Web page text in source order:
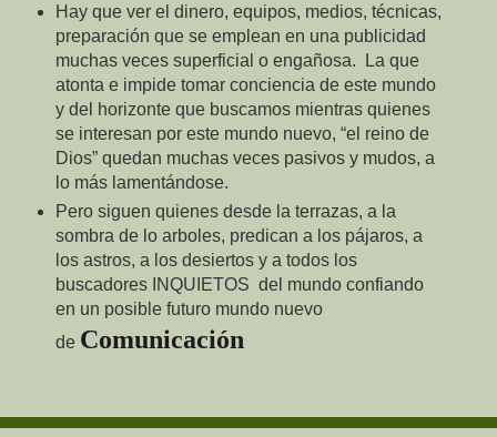
Hay que ver el dinero, equipos, medios, técnicas,
preparación que se emplean en una publicidad
muchas veces superficial o engañosa. La que
atonta e impide tomar conciencia de este mundo
y del horizonte que buscamos mientras quienes
se interesan por este mundo nuevo, “el reino de
Dios” quedan muchas veces pasivos y mudos, a
lo más lamentándose.
Pero siguen quienes desde la terrazas, a la
sombra de lo arboles, predican a los pájaros, a
los astros, a los desiertos y a todos los
buscadores INQUIETOS del mundo confiando
en un posible futuro mundo nuevo
de Comunicación